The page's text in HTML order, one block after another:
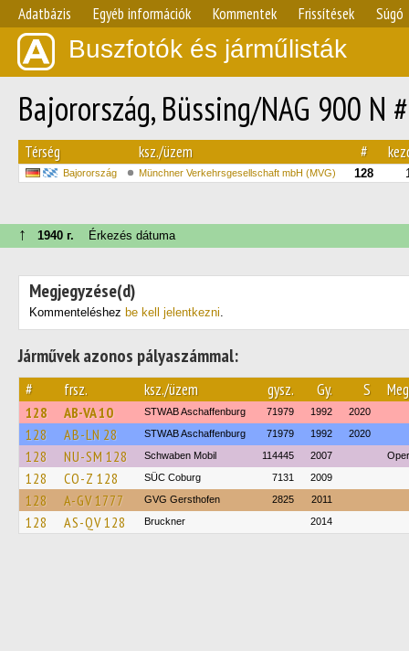
Adatbázis Egyéb információk Kommentek Frissítések Súgó
Buszfotók és járműlisták
Bajorország, Büssing/NAG 900 N
Térség ksz./üzem #
Bajorország Münchner Verkehrsgesellschaft mbH (MVG) 128
↑ 1940 г. Érkezés dátuma
Megjegyzése(d)
Kommenteléshez be kell jelentkezni.
Járművek azonos pályaszámmal:
# frsz. ksz./üzem gysz. Gy. S
128 AB-VA 10 STWAB Aschaffenburg 71979 1992 2020
128 AB-LN 28 STWAB Aschaffenburg 71979 1992 2020
128 NU-SM 128 Schwaben Mobil 114445 2007
128 CO-Z 128 SÜC Coburg 7131 2009
128 A-GV 1777 GVG Gersthofen 2825 2011
128 AS-QV 128 Bruckner 2014